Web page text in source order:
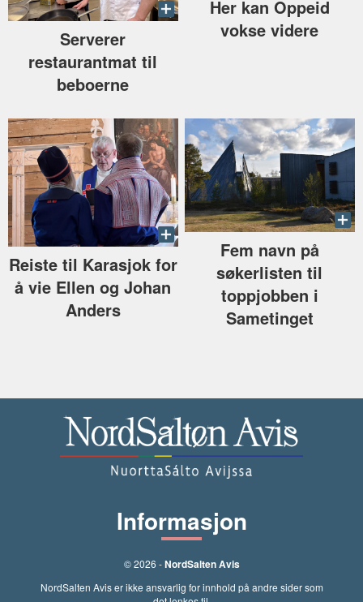
Serverer
restaurantmat til
beboerne
Her kan Oppeid
vokse videre
Reiste til Karasjok for
å vie Ellen og Johan
Anders
Fem navn på
søkerlisten til
toppjobben i
Sametinget
Informasjon
© 2026 -NordSalten Avis
NordSalten Avis er ikke ansvarlig for innhold på andre sider som